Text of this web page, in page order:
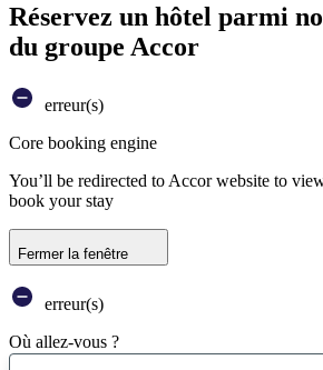
Réservez un hôtel parmi
du groupe Accor
erreur(s)
Core booking engine
You’ll be redirected to Accor website to
book your stay
Fermer la fenêtre
erreur(s)
Où allez-vous ?